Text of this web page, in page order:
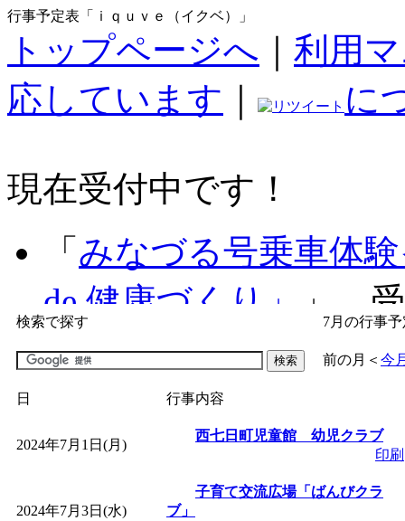
行事予定表「ｉｑｕｖｅ（イクベ）」
トップページへ
利用
応しています
に
現在受付中です！
「 みなづる号乗車体
de 健康づくり」
」 受
「子育て交流広場「
間：2026/07/09～
「皆鶴姫のこびる塾
～」 受付期間：～
検索で探す 7月の行事
前の月 ＜ 今
日 行事内容
2024年7月1日(月)
西七日町児童館 幼児クラブ
印刷
2024年7月3日(水)
子育て交流広場「ばんびクラ
ブ」